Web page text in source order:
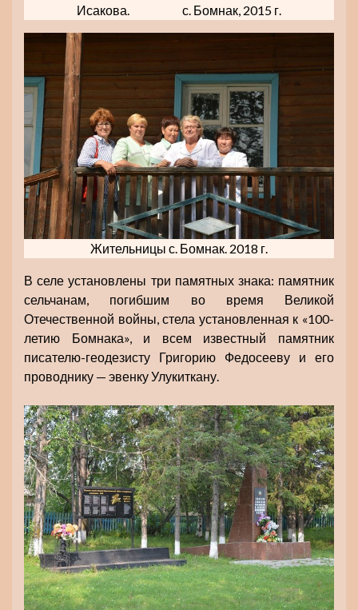
Исакова. с. Бомнак, 2015 г.
Жительницы с. Бомнак. 2018 г.
В селе установлены три памятных знака: памятник
сельчанам, погибшим во время Великой
Отечественной войны, стела установленная к «100-
летию Бомнака», и всем известный памятник
писателю-геодезисту Григорию Федосееву и его
проводнику — эвенку Улукиткану.